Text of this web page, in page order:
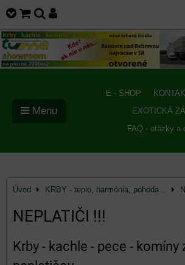
E - SHOP
EXOTICKÁ
FAQ - otázky a
Menu
Úvod KRBY - teplo, harmónia, pohoda...
NEPLATIČI !!!
Krby - kachle - pece - komíny